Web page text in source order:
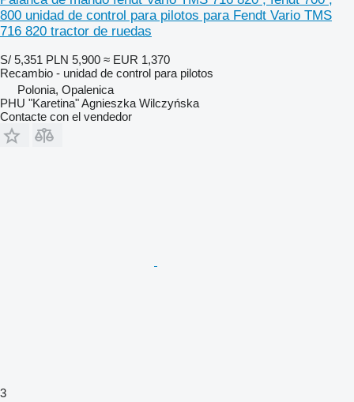
800 unidad de control para pilotos para Fendt Vario TMS
716 820 tractor de ruedas
S/ 5,351 PLN 5,900 ≈ EUR 1,370
Recambio - unidad de control para pilotos
Polonia, Opalenica
PHU "Karetina" Agnieszka Wilczyńska
Contacte con el vendedor
3